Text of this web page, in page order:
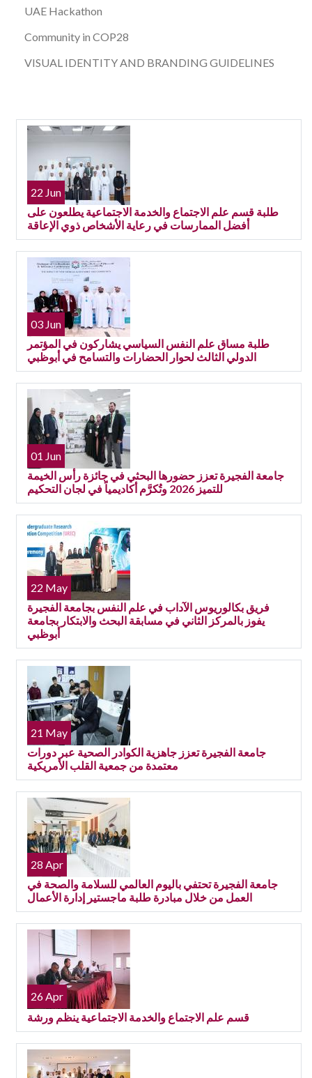
UAE Hackathon
Community in COP28
VISUAL IDENTITY AND BRANDING GUIDELINES
22 Jun
طلبة قسم علم الاجتماع والخدمة الاجتماعية يطلعون على
أفضل الممارسات في رعاية الأشخاص ذوي الإعاقة
03 Jun
طلبة مساق علم النفس السياسي يشاركون في المؤتمر
الدولي الثالث لحوار الحضارات والتسامح في أبوظبي
01 Jun
جامعة الفجيرة تعزز حضورها البحثي في جائزة رأس الخيمة
للتميز 2026 وتُكرَّم أكاديمياً في لجان التحكيم
22 May
فريق بكالوريوس الآداب في علم النفس بجامعة الفجيرة
يفوز بالمركز الثاني في مسابقة البحث والابتكار بجامعة
أبوظبي
21 May
جامعة الفجيرة تعزز جاهزية الكوادر الصحية عبر دورات
معتمدة من جمعية القلب الأمريكية
28 Apr
جامعة الفجيرة تحتفي باليوم العالمي للسلامة والصحة في
العمل من خلال مبادرة طلبة ماجستير إدارة الأعمال
26 Apr
قسم علم الاجتماع والخدمة الاجتماعية ينظم ورشة